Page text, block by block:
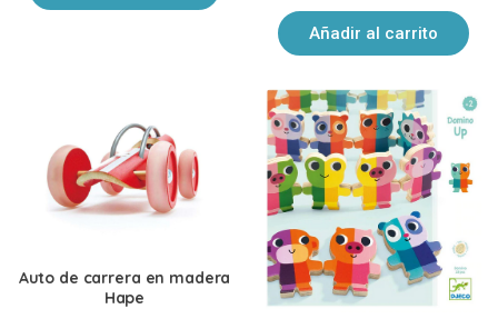
Añadir al carrito
Auto de carrera en madera
Hape